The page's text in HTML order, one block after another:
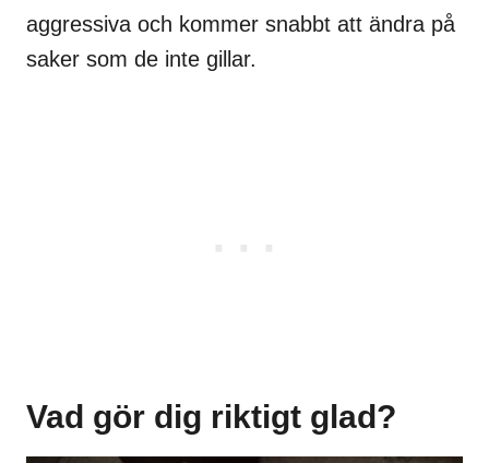
aggressiva och kommer snabbt att ändra på
saker som de inte gillar.
Vad gör dig riktigt glad?